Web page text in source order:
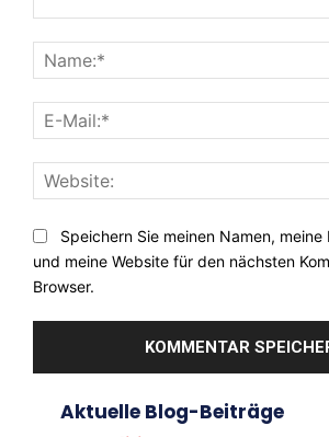
Speichern Sie meinen Namen, meine
und meine Website für den nächsten
Browser.
Aktuelle Blog-Beiträge